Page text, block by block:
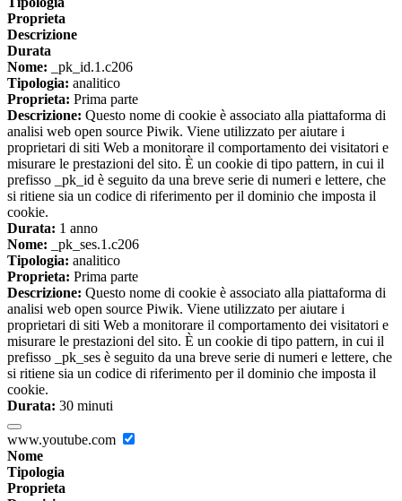
Proprieta
Descrizione
Durata
Nome: _pk_id.1.c206
Tipologia: analitico
Proprieta: Prima parte
Descrizione: Questo nome di cookie è associato alla piattaforma di
analisi web open source Piwik. Viene utilizzato per aiutare i
proprietari di siti Web a monitorare il comportamento dei visitatori e
misurare le prestazioni del sito. È un cookie di tipo pattern, in cui il
prefisso _pk_id è seguito da una breve serie di numeri e lettere, che
si ritiene sia un codice di riferimento per il dominio che imposta il
cookie.
Durata: 1 anno
Nome: _pk_ses.1.c206
Tipologia: analitico
Proprieta: Prima parte
Descrizione: Questo nome di cookie è associato alla piattaforma di
analisi web open source Piwik. Viene utilizzato per aiutare i
proprietari di siti Web a monitorare il comportamento dei visitatori e
misurare le prestazioni del sito. È un cookie di tipo pattern, in cui il
prefisso _pk_ses è seguito da una breve serie di numeri e lettere, che
si ritiene sia un codice di riferimento per il dominio che imposta il
cookie.
Durata: 30 minuti
www.youtube.com
Nome
Tipologia
Proprieta